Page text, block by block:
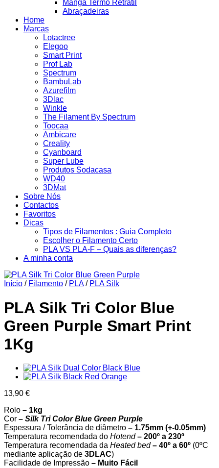
Manga Termo Retrátil
Abraçadeiras
Home
Marcas
Lotactree
Elegoo
Smart Print
Prof Lab
Spectrum
BambuLab
Azurefilm
3Dlac
Winkle
The Filament By Spectrum
Toocaa
Ambicare
Creality
Cyanboard
Super Lube
Produtos Sodacasa
WD40
3DMat
Sobre Nós
Contactos
Favoritos
Dicas
Tipos de Filamentos : Guia Completo
Escolher o Filamento Certo
PLA VS PLA-F – Quais as diferenças?
A minha conta
Início / Filamento / PLA / PLA Silk
PLA Silk Tri Color Blue
Green Purple Smart Print
1Kg
13,90 €
Rolo – 1kg
Cor – Silk Tri Color Blue Green Purple
Espessura / Tolerância de diâmetro – 1.75mm (+-0.05mm)
Temperatura recomendada do Hotend– 200º a 230º
Temperatura recomendada da Heated bed – 40º a 60º (0ºC
mediante aplicação de 3DLAC)
Facilidade de Impressão – Muito Fácil